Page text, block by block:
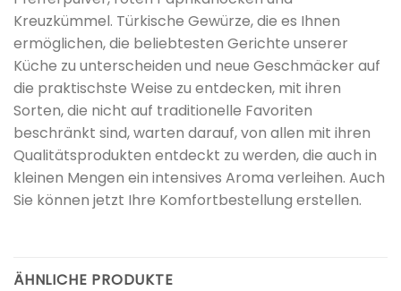
Kreuzkümmel. Türkische Gewürze, die es Ihnen
ermöglichen, die beliebtesten Gerichte unserer
Küche zu unterscheiden und neue Geschmäcker auf
die praktischste Weise zu entdecken, mit ihren
Sorten, die nicht auf traditionelle Favoriten
beschränkt sind, warten darauf, von allen mit ihren
Qualitätsprodukten entdeckt zu werden, die auch in
kleinen Mengen ein intensives Aroma verleihen. Auch
Sie können jetzt Ihre Komfortbestellung erstellen.
ÄHNLICHE PRODUKTE